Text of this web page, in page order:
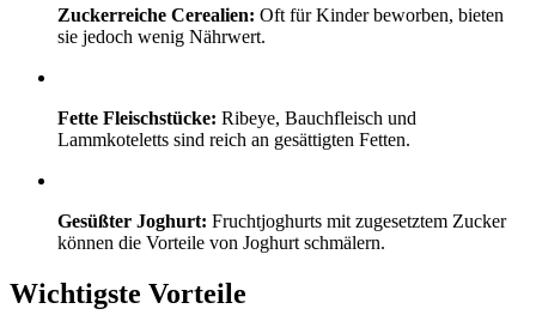
Zuckerreiche Cerealien: Oft für Kinder beworben, bieten
sie jedoch wenig Nährwert.
Fette Fleischstücke: Ribeye, Bauchfleisch und
Lammkoteletts sind reich an gesättigten Fetten.
Gesüßter Joghurt: Fruchtjoghurts mit zugesetztem Zucker
können die Vorteile von Joghurt schmälern.
Wichtigste Vorteile